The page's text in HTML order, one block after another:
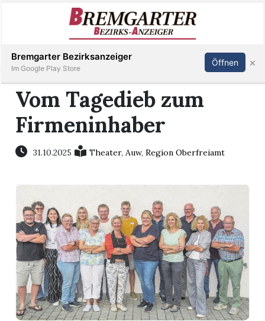
Immobilien
Veranstaltungen
Stellen
Paper
Newsletter
App
Inserieren Abonnieren Anmelden
Vom Tagedieb zum
Firmeninhaber
31.10.2025 Theater,Auw,Region Oberfreiamt
Bremgarter Bezirksanzeiger
Im Google Play Store
Öffnen ×